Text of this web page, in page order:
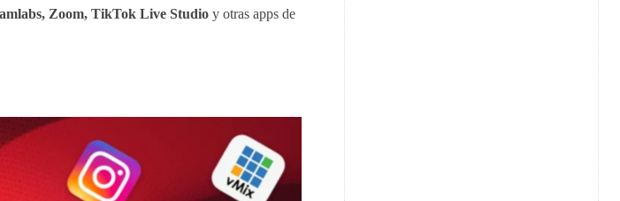
Zoom, TikTok Live Studio y otras apps de